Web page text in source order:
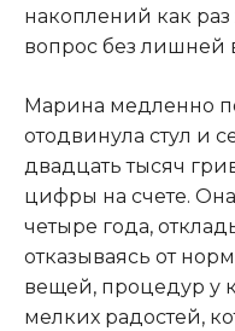
накоплений как раз
вопрос без лишней
Марина медленно
отодвинула стул и
двадцать тысяч
цифры на счете.
четыре года,
отказываясь от
вещей, процедур у
мелких радостей,